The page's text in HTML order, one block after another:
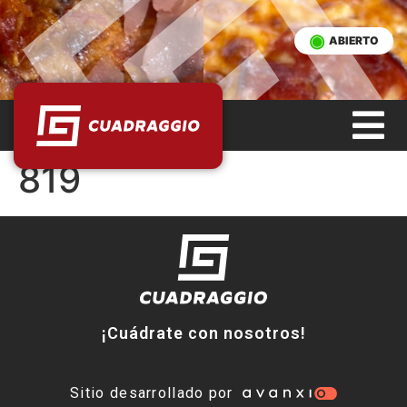
ABIERTO
819
¡Cuádrate con nosotros!
Sitio desarrollado por